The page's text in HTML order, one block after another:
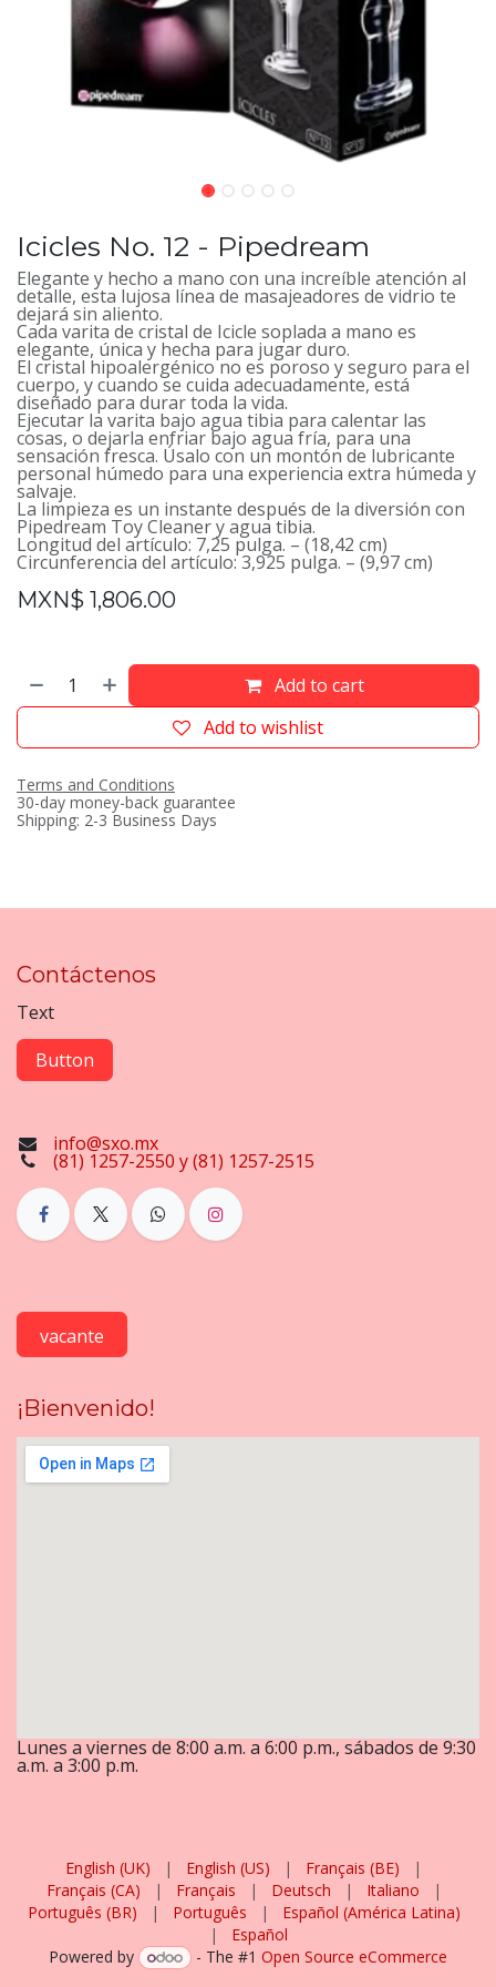
Icicles No. 12 - Pipedream
Elegante y hecho a mano con una increíble atención al
detalle, esta lujosa línea de masajeadores de vidrio te
dejará sin aliento.
Cada varita de cristal de Icicle soplada a mano es
elegante, única y hecha para jugar duro.
El cristal hipoalergénico no es poroso y seguro para el
cuerpo, y cuando se cuida adecuadamente, está
diseñado para durar toda la vida.
Ejecutar la varita bajo agua tibia para calentar las
cosas, o dejarla enfriar bajo agua fría, para una
sensación fresca. Úsalo con un montón de lubricante
personal húmedo para una experiencia extra húmeda y
salvaje.
La limpieza es un instante después de la diversión con
Pipedream Toy Cleaner y agua tibia.
Longitud del artículo: 7,25 pulga. – (18,42 cm)
Circunferencia del artículo: 3,925 pulga. – (9,97 cm)
MXN$ 1,806.00
Add to cart
Add to wishlist
Terms and Conditions
30-day money-back guarantee
Shipping: 2-3 Business Days
Contáctenos
Text
Button
info@sxo.mx
(81) 1257-2550 y (81) 1257-2515
vacante
¡Bienvenido!
Lunes a viernes de 8:00 a.m. a 6:00 p.m., sábados de 9:30
a.m. a 3:00 p.m.
English (UK) | English (US) | Français (BE)
|
Français (CA)
| Français | Deutsch | Italiano
|
Português (BR)
| Português |
Español (América Latina)
|
Español
Powered by
- The #1Open Source eCommerce